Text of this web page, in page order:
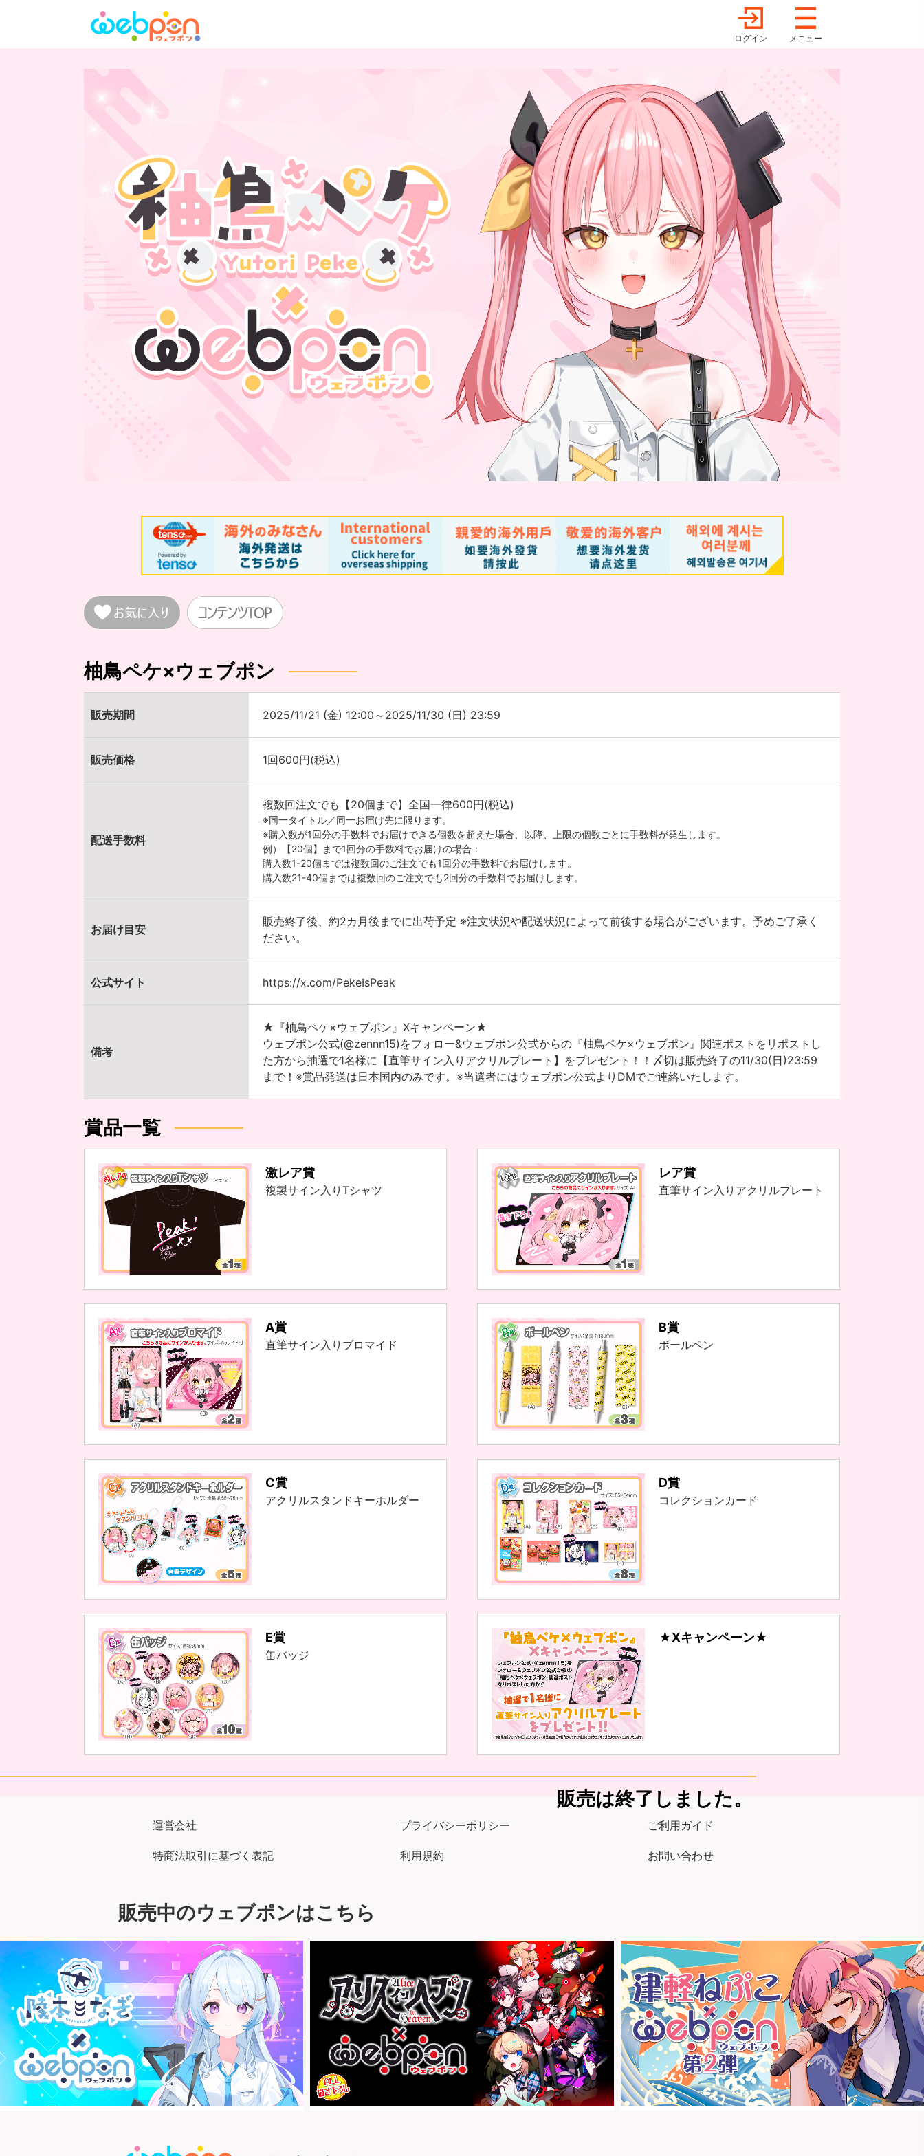
ログイン メニュー
柚鳥ペケ×ウェブポン
販売期間 2025/11/21 (金) 12:00～2025/11/30 (日) 23:59
販売価格 1回600円(税込)
配送手数料
複数回注文でも【20個まで】全国一律600円(税込)
※同一タイトル／同一お届け先に限ります。
※購入数が1回分の手数料でお届けできる個数を超えた場合、以降、上限の個数ごとに手数料が発生します。
例）【20個】まで1回分の手数料でお届けの場合：
購入数1-20個までは複数回のご注文でも1回分の手数料でお届けします。
購入数21-40個までは複数回のご注文でも2回分の手数料でお届けします。
お届け目安
販売終了後、約2カ月後までに出荷予定 ※注文状況や配送状況によって前後する場合がございます。予めご了承く
ださい。
公式サイト https://x.com/PekeIsPeak
備考
★『柚鳥ペケ×ウェブポン』Xキャンペーン★
ウェブポン公式(@zennn15)をフォロー&ウェブポン公式からの『柚鳥ペケ×ウェブポン』関連ポストをリポストし
た方から抽選で1名様に【直筆サイン入りアクリルプレート】をプレゼント！！〆切は販売終了の11/30(日)23:59
まで！※賞品発送は日本国内のみです。※当選者にはウェブポン公式よりDMでご連絡いたします。
賞品一覧
激レア賞
複製サイン入りTシャツ
レア賞
直筆サイン入りアクリルプレート
A賞
直筆サイン入りブロマイド
B賞
ボールペン
C賞
アクリルスタンドキーホルダー
D賞
コレクションカード
E賞
缶バッジ
★Xキャンペーン★
販売は終了しました。
運営会社 プライバシーポリシー ご利用ガイド
特商法取引に基づく表記 利用規約 お問い合わせ
販売中のウェブポンはこちら